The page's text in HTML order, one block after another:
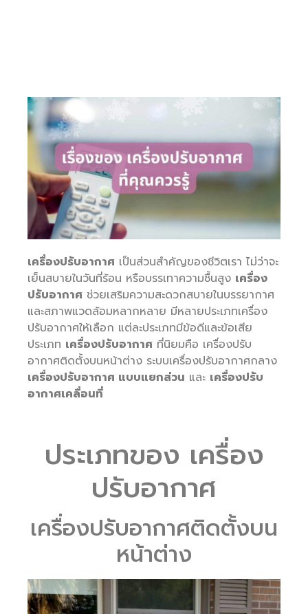
เครื่องปรับอากาศ เป็นส่วนสำคัญของชีวิตเรา ไม่ว่าจะ
เย็นสบายในวันที่ร้อน หรือบรรเทาความชื้นสูง เครื่อง
ปรับอากาศ ช่วยเสริมความสะดวกสบายในบรรยากาศ
และสภาพแวดล้อมหลากหลาย มีหลายประเภทเครื่อง
ปรับอากาศให้เลือก แต่ละประเภทมีข้อดีและข้อเสีย
ประเภท เครื่องปรับอากาศ ที่นิยมคือ เครื่องปรับ
อากาศติดตั้งบนหน้าต่าง ระบบเครื่องปรับอากาศกลาง
เครื่องปรับอากาศ แบบแยกส่วน และ เครื่องปรับ
อากาศเคลื่อนที่
ประเภทของ เครื่อง
ปรับอากาศ
เครื่องปรับอากาศติดตั้งบน
หน้าต่าง